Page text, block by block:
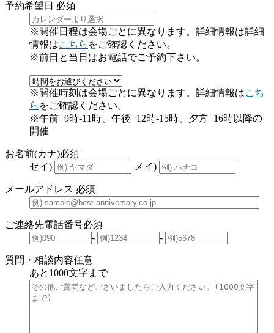
予約希望日 必須
※開催日程は会場ごとに異なります。詳細情報は詳細
情報はこちら をご確認ください。
※前日と当日はお電話でご予約下さい。
※開催時刻は会場ごとに異なります。詳細情報はこち
ら をご確認ください。
※午前=9時-11時、午後=12時-15時、夕方=16時以降の
開催
お名前(カナ)必須
セイ)
メイ)
メールアドレス 必須
ご連絡先電話番号必須
-
-
質問・相談内容任意
あと 1000文字まで